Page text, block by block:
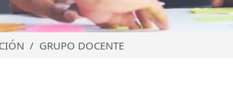
GRUPO DOCENTE